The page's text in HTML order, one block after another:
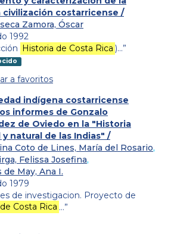
civilización costarricense /
Zamora, Óscar
1992
Historia de Costa Rica )…”
a favoritos
indígena costarricense
informes de Gonzalo
de Oviedo en la "Historia
y natural de las Indias" /
Coto de Lines, María del Rosario,
Felissa Josefina,
de May, Ana I.
1979
de investigacion. Proyecto de
Costa Rica …”